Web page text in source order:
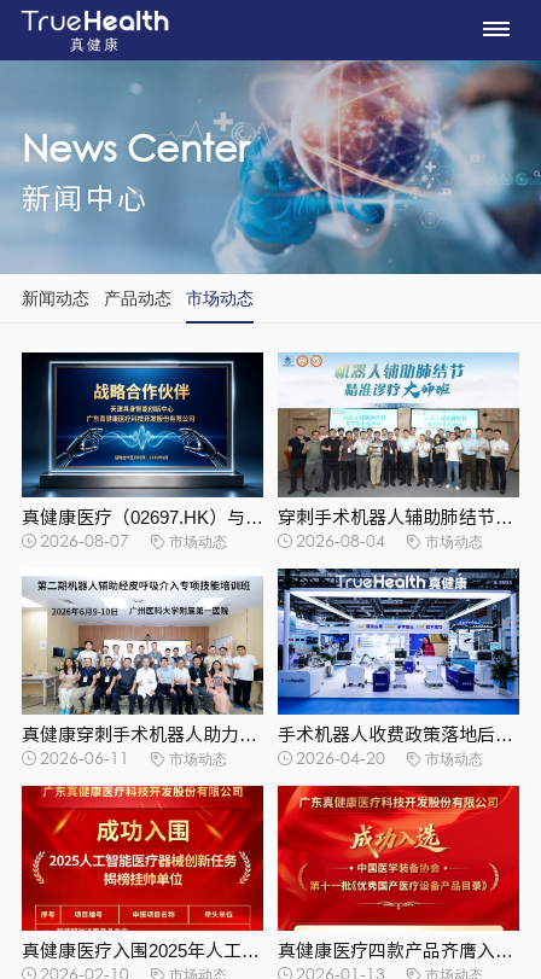
真健康
News Center
新闻中心
新闻动态 产品动态 市场动态
真健康医疗（02697.HK）与天津具身智能创新中心达成战略合作 共建具身智能医疗产业生态
2026-08-07 市场动态
穿刺手术机器人辅助肺结节精准诊疗大师班圆满收官｜真健康手术机器人双星闪耀广医一院
2026-08-04 市场动态
真健康穿刺手术机器人助力经皮呼吸介入技术实现高质量发展
2026-06-11 市场动态
手术机器人收费政策落地后：经皮穿刺介入手术机器人赛道迎来价值重估
2026-04-20 市场动态
真健康医疗入围2025年人工智能医疗器械创新任务揭榜挂帅单位 真健康医疗四款产品齐膺入选中国医学装备协会第十一批《优秀国产医疗设备目录》